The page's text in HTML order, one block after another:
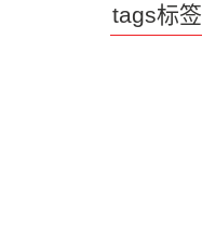
tags标签